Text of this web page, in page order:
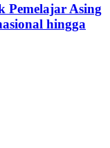
Pemelajar Asing
hingga